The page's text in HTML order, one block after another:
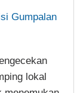
Gumpalan
lokal